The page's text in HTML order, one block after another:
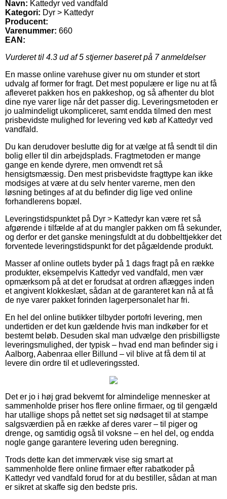
Navn: Kattedyr ved vandfald
Kategori: Dyr > Kattedyr
Producent:
Varenummer: 660
EAN:
Vurderet til 4.3 ud af 5 stjerner baseret på 7anmeldelser
En masse online varehuse giver nu om stunder et stort
udvalg af former for fragt. Det mest populære er lige nu at få
afleveret pakken hos en pakkeshop, og så afhenter du blot
dine nye varer lige når det passer dig. Leveringsmetoden er
jo ualmindeligt ukompliceret, samt endda tilmed den mest
prisbevidste mulighed for levering ved køb af Kattedyr ved
vandfald.
Du kan derudover beslutte dig for at vælge at få sendt til din
bolig eller til din arbejdsplads. Fragtmetoden er mange
gange en kende dyrere, men omvendt ret så
hensigtsmæssig. Den mest prisbevidste fragttype kan ikke
modsiges at være at du selv henter varerne, men den
løsning betinges af at du befinder dig lige ved online
forhandlerens bopæl.
Leveringstidspunktet på Dyr > Kattedyr kan være ret så
afgørende i tilfælde af at du mangler pakken om få sekunder,
og derfor er det ganske meningsfuldt at du dobbelttjekker det
forventede leveringstidspunkt for det pågældende produkt.
Masser af online outlets byder på 1 dags fragt på en række
produkter, eksempelvis Kattedyr ved vandfald, men vær
opmærksom på at det er forudsat at ordren aflægges inden
et angivent klokkeslæt, sådan at de garanteret kan nå at få
de nye varer pakket forinden lagerpersonalet har fri.
En hel del online butikker tilbyder portofri levering, men
undertiden er det kun gældende hvis man indkøber for et
bestemt beløb. Desuden skal man udvælge den prisbilligste
leveringsmulighed, der typisk – hvad end man befinder sig i
Aalborg, Aabenraa eller Billund – vil blive at få dem til at
levere din ordre til et udleveringssted.
Det er jo i høj grad bekvemt for almindelige mennesker at
sammenholde priser hos flere online firmaer, og til gengæld
har utallige shops på nettet set sig nødsaget til at stampe
salgsværdien på en række af deres varer – til piger og
drenge, og samtidig også til voksne – en hel del, og endda
nogle gange garantere levering uden beregning.
Trods dette kan det immervæk vise sig smart at
sammenholde flere online firmaer efter rabatkoder på
Kattedyr ved vandfald forud for at du bestiller, sådan at man
er sikret at skaffe sig den bedste pris.